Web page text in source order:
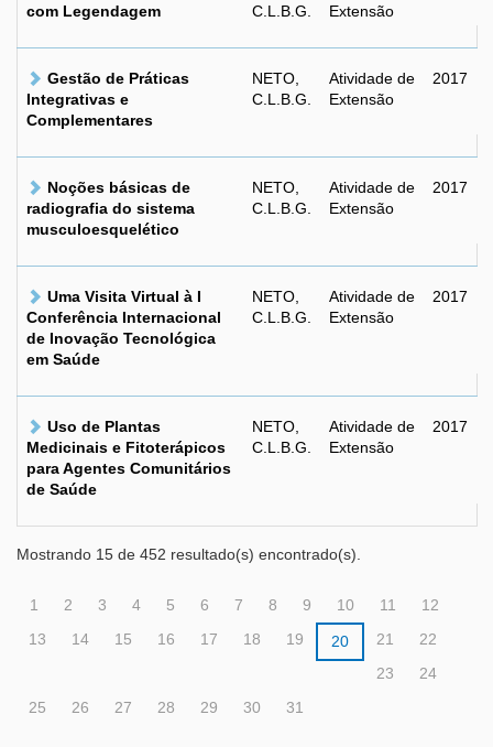
com Legendagem
C.L.B.G.
Extensão
Gestão de Práticas
Integrativas e
Complementares
NETO,
C.L.B.G.
Atividade de
Extensão
2017
Noções básicas de
radiografia do sistema
musculoesquelético
NETO,
C.L.B.G.
Atividade de
Extensão
2017
Uma Visita Virtual à I
Conferência Internacional
de Inovação Tecnológica
em Saúde
NETO,
C.L.B.G.
Atividade de
Extensão
2017
Uso de Plantas
Medicinais e Fitoterápicos
para Agentes Comunitários
de Saúde
NETO,
C.L.B.G.
Atividade de
Extensão
2017
Mostrando 15 de 452 resultado(s) encontrado(s).
1 2 3 4 5 6 7 8 9 10 11
12
13
14 15 16 17 18 19 20 21
22
23
24
25
26 27 28 29 30 31